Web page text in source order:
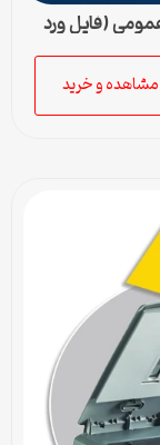
عمومی (فایل ورد
مشاهده و خرید